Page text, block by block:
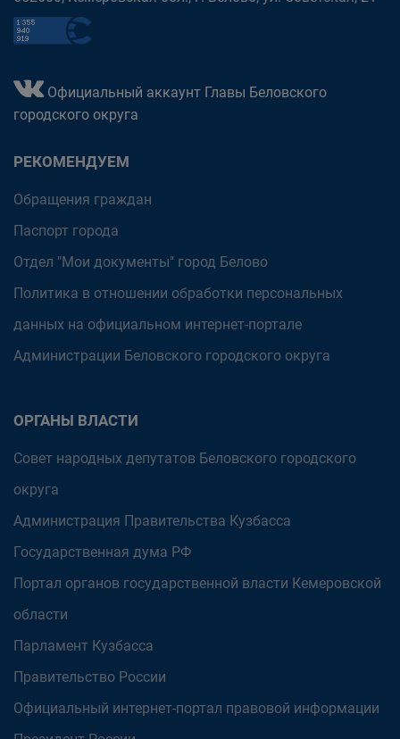
Официальный аккаунт Главы Беловского
городского округа
РЕКОМЕНДУЕМ
Обращения граждан
Паспорт города
Отдел "Мои документы" город Белово
Политика в отношении обработки персональных
данных на официальном интернет-портале
Администрации Беловского городского округа
ОРГАНЫ ВЛАСТИ
Совет народных депутатов Беловского городского
округа
Администрация Правительства Кузбасса
Государственная дума РФ
Портал органов государственной власти Кемеровской
области
Парламент Кузбасса
Правительство России
Официальный интернет-портал правовой информации